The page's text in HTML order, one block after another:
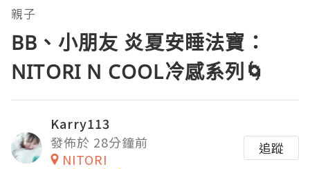
親子
BB、小朋友 炎夏安睡法寶：
NITORI N COOL冷感系列🌀
Karry113
發佈於 28分鐘前
NITORI
追蹤